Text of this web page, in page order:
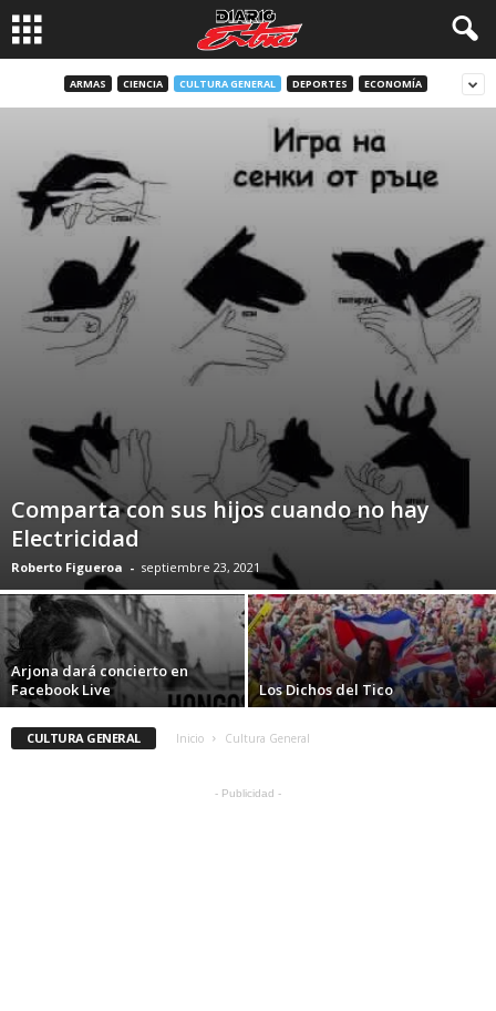
ARMAS CIENCIA CULTURA GENERAL DEPORTES ECONOMÍA
Comparta con sus hijos cuando no hay
Electricidad
Roberto Figueroa - septiembre 23, 2021
Arjona dará concierto en
Facebook Live
Los Dichos del Tico
CULTURA GENERAL Inicio Cultura General
- Publicidad -